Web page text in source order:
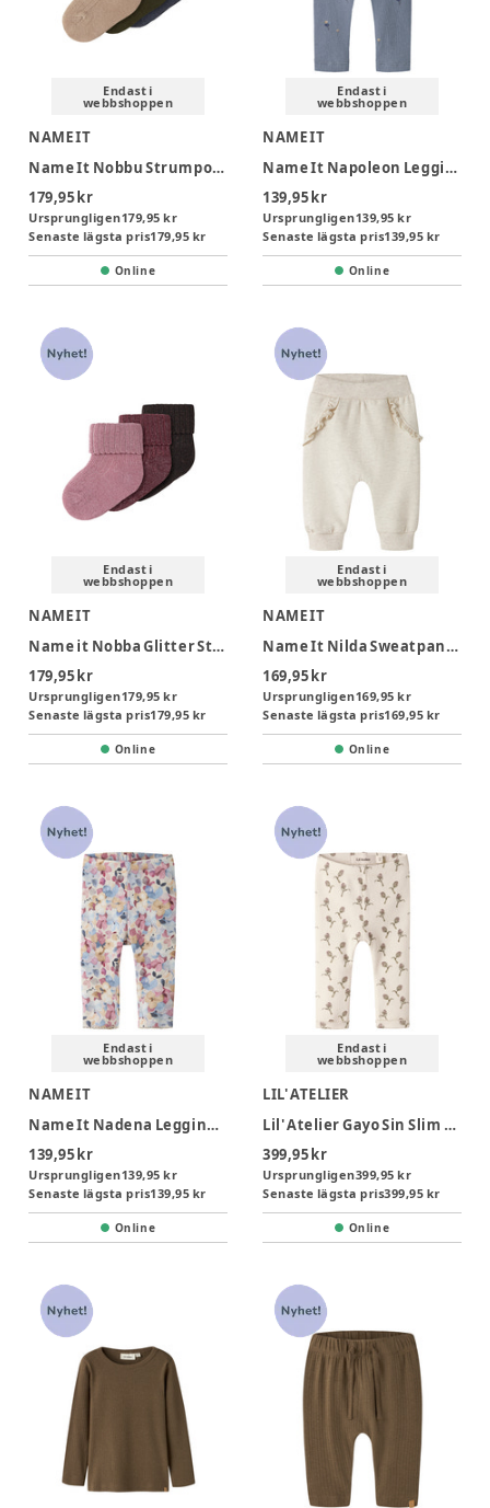
Endast i
webbshoppen
NAME IT
Name It Nobbu Strumpor 3-Pack - Sesame
179,95 kr
Ursprungligen179,95 kr
Senaste lägsta pris179,95 kr
Online
Endast i
webbshoppen
NAME IT
Name It Napoleon Leggings - Tradewinds
139,95 kr
Ursprungligen139,95 kr
Senaste lägsta pris139,95 kr
Online
Endast i
webbshoppen
NAME IT
Name it Nobba Glitter Strumpor 3-Pack - Lilas
179,95 kr
Ursprungligen179,95 kr
Senaste lägsta pris179,95 kr
Online
Endast i
webbshoppen
NAME IT
Name It Nilda Sweatpants - Peyote Melange
169,95 kr
Ursprungligen169,95 kr
Senaste lägsta pris169,95 kr
Online
Endast i
webbshoppen
NAME IT
Name It Nadena Leggings - Peyote Melange
139,95 kr
Ursprungligen139,95 kr
Senaste lägsta pris139,95 kr
Online
Endast i
webbshoppen
LIL' ATELIER
Lil' Atelier Gayo Sin Slim Leggings - Turtledove
399,95 kr
Ursprungligen399,95 kr
Senaste lägsta pris399,95 kr
Online